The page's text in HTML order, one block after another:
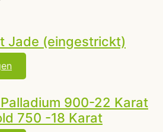
Jade (eingestrickt)
900-22 Karat
750 -18 Karat